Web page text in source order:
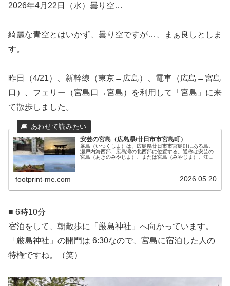
2026年4月22日（水）曇り空…
綺麗な青空とはいかず、曇り空ですが…、まぁ良しとしま
す。
昨日（4/21）、新幹線（東京→広島）、電車（広島→宮島
口）、フェリー（宮島口→宮島）を利用して「宮島」に来
て散歩しました。
安芸の宮島（広島県/廿日市市宮島町）
厳島（いつくしま）は、広島県廿日市市宮島町にある島。
瀬戸内海西部、広島湾の北西部に位置する。通称は安芸の
宮島（あきのみやじま）、または宮島（みやじま）。江戸
footprint-me.com 2026.05.20
■ 6時10分
宿泊をして、朝散歩に「厳島神社」へ向かっています。
「厳島神社」の開門は 6:30なので、宮島に宿泊した人の
特権ですね。（笑）